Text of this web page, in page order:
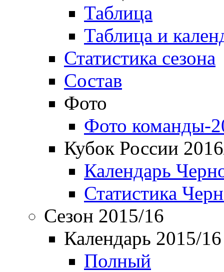
Таблица
Таблица и
Статистика сезона
Состав
Фото
Фото команды-
Кубок России
Календарь
Статистика
Сезон 2015/16
Календарь 2015/16
Полный